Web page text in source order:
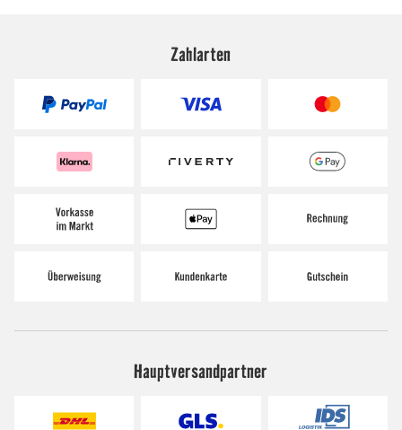
Zahlarten
Hauptversandpartner